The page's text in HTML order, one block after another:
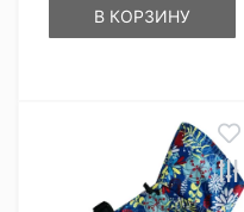
В КОРЗИНУ